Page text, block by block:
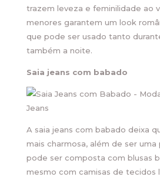
trazem leveza e feminilidade ao
menores garantem um look
que pode ser usado tanto
também a noite.
Saia jeans com babado
A saia jeans com babado deixa
mais charmosa, além de ser uma
pode ser composta com blusas
mesmo com camisas de tecidos